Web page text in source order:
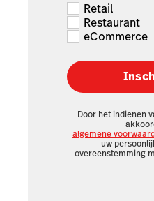
Retail
Restaurant
eCommerce
Door het indienen
algemene
uw
overeenstemming